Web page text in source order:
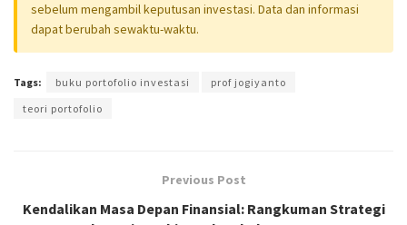
sebelum mengambil keputusan investasi. Data dan informasi
dapat berubah sewaktu-waktu.
Tags: buku portofolio investasi
prof jogiyanto
teori portofolio
Previous Post
Kendalikan Masa Depan Finansial: Rangkuman Strategi